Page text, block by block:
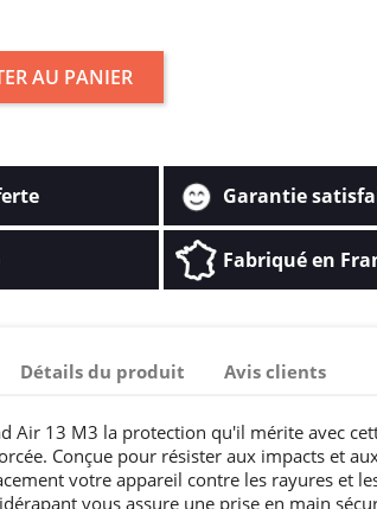
AU PANIER
Garantie
Fabriqué en
Détails du produit Avis clients
Air 13 M3 la protection qu'il mérite avec
Conçue pour résister aux impacts et
votre appareil contre les rayures et
vous assure une prise en main